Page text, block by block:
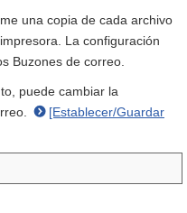
una copia de cada archivo
La configuración
Buzones de correo.
puede cambiar la
[Establecer/Guardar